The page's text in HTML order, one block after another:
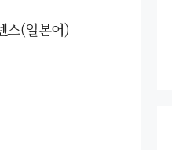
스(일본어)